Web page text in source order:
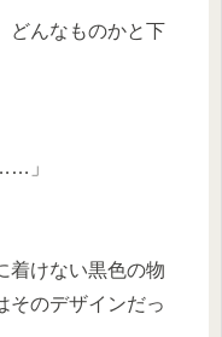
どんなものかと下
」
着けない黒色の物
そのデザインだっ